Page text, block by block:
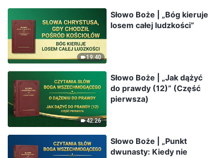
19:40
Słowo Boże | „Bóg kieruje
losem całej ludzkości”
42:26
Słowo Boże | „Jak dążyć
do prawdy (12)” (Część
pierwsza)
Słowo Boże | „Punkt
dwunasty: Kiedy nie